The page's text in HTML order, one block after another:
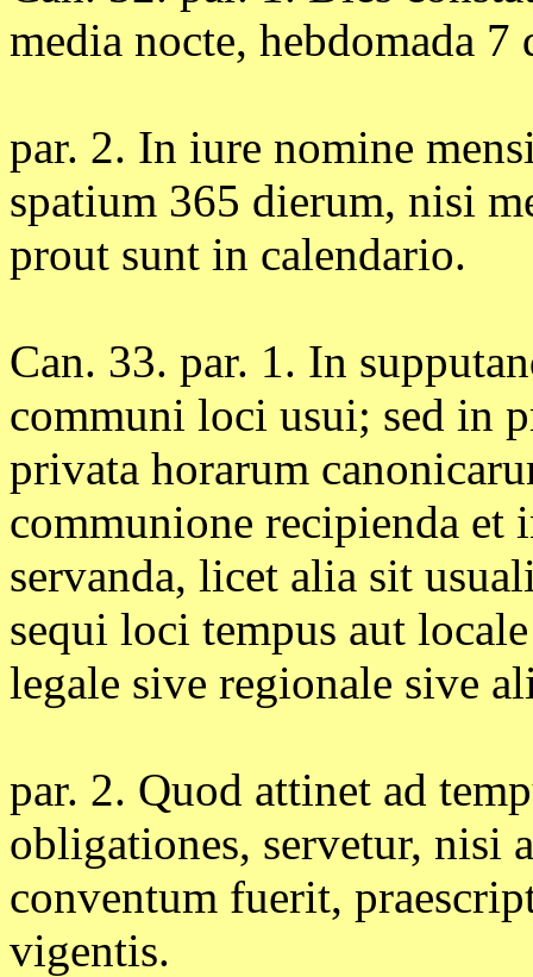
media nocte, hebdomada 7
par. 2. In iure nomine
spatium 365 dierum, nisi
prout sunt in calendario.
Can. 33. par. 1. In
communi loci usui; sed in
privata horarum
communione recipienda et
servanda, licet alia sit
sequi loci tempus aut
legale sive regionale sive
par. 2. Quod attinet ad
obligationes, servetur, nisi
conventum fuerit,
vigentis.